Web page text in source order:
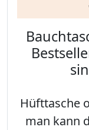
Hüfttasche
man kann